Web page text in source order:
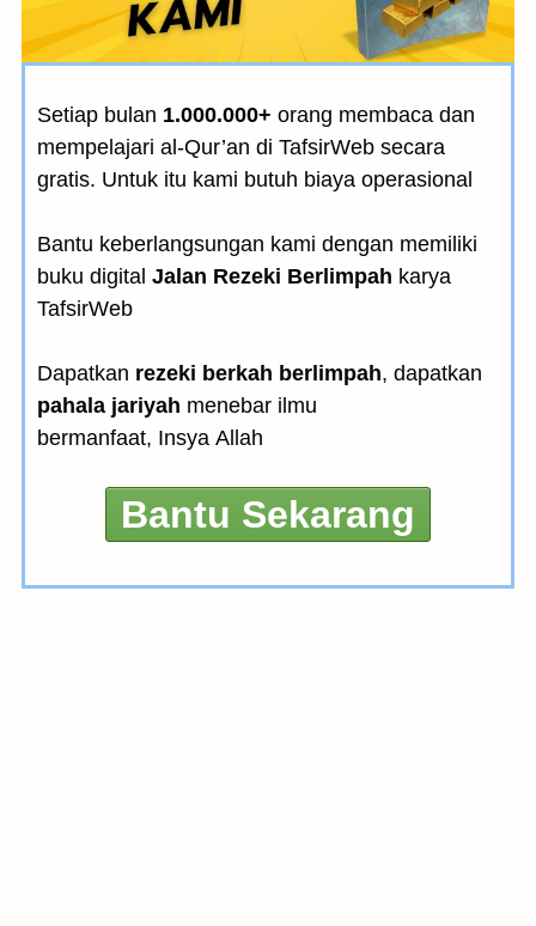
Setiap bulan 1.000.000+ orang membaca dan
mempelajari al-Qur’an di TafsirWeb secara
gratis. Untuk itu kami butuh biaya operasional
Bantu keberlangsungan kami dengan memiliki
buku digital Jalan Rezeki Berlimpah karya
TafsirWeb
Dapatkan rezeki berkah berlimpah, dapatkan
pahala jariyah menebar ilmu
bermanfaat, Insya Allah
Bantu Sekarang